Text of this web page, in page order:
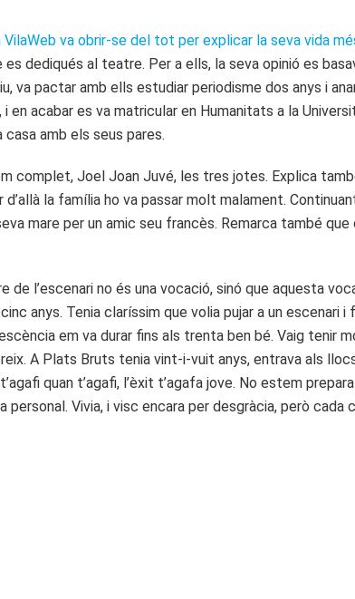
va obrir-se del tot per explicar la seva vida
es dediqués al teatre. Per a ells, la seva opinió es
va pactar amb ells estudiar periodisme dos anys i
acabar es va matricular en Humanitats a la
amb els seus pares.
complet, Joel Joan Juvé, les tres jotes. Explica
la família ho va passar molt malament.
mare per un amic seu francès. Remarca també que
l’escenari no és una vocació, sinó que aquesta
anys. Tenia claríssim que volia pujar a un escenari i
em va durar fins als trenta ben bé. Vaig tenir
A Plats Bruts tenia vint-i-vuit anys, entrava als
quan t’agafi, l’èxit t’agafa jove. No estem
Vivia, i visc encara per desgràcia, però cada